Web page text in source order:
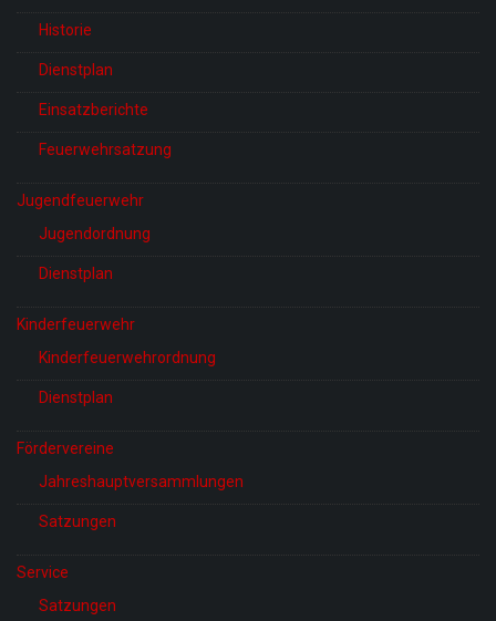
Historie
Dienstplan
Einsatzberichte
Feuerwehrsatzung
Jugendfeuerwehr
Jugendordnung
Dienstplan
Kinderfeuerwehr
Kinderfeuerwehrordnung
Dienstplan
Fördervereine
Jahreshauptversammlungen
Satzungen
Service
Satzungen